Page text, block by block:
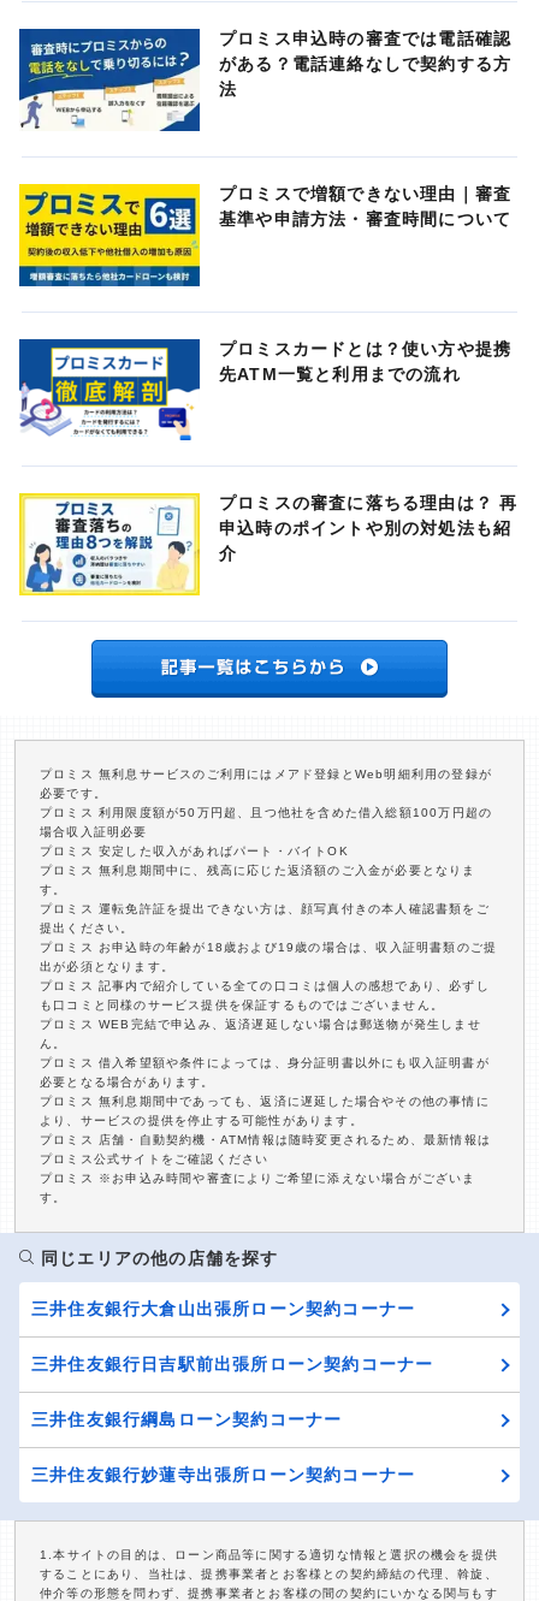
プロミス申込時の審査では電話確認
がある？電話連絡なしで契約する方
法
プロミスで増額できない理由｜審査
基準や申請方法・審査時間について
プロミスカードとは？使い方や提携
先ATM一覧と利用までの流れ
プロミスの審査に落ちる理由は？ 再
申込時のポイントや別の対処法も紹
介
プロミス 無利息サービスのご利用にはメアド登録とWeb明細利用の登録が
必要です。
プロミス 利用限度額が50万円超、且つ他社を含めた借入総額100万円超の
場合収入証明必要
プロミス 安定した収入があればパート・バイトOK
プロミス 無利息期間中に、残高に応じた返済額のご入金が必要となりま
す。
プロミス 運転免許証を提出できない方は、顔写真付きの本人確認書類をご
提出ください。
プロミス お申込時の年齢が18歳および19歳の場合は、収入証明書類のご提
出が必須となります。
プロミス 記事内で紹介している全ての口コミは個人の感想であり、必ずし
も口コミと同様のサービス提供を保証するものではございません。
プロミス WEB完結で申込み、返済遅延しない場合は郵送物が発生しませ
ん。
プロミス 借入希望額や条件によっては、身分証明書以外にも収入証明書が
必要となる場合があります。
プロミス 無利息期間中であっても、返済に遅延した場合やその他の事情に
より、サービスの提供を停止する可能性があります。
プロミス 店舗・自動契約機・ATM情報は随時変更されるため、最新情報は
プロミス公式サイトをご確認ください
プロミス ※お申込み時間や審査によりご希望に添えない場合がございま
す。
同じエリアの他の店舗を探す
三井住友銀行大倉山出張所ローン契約コーナー
三井住友銀行日吉駅前出張所ローン契約コーナー
三井住友銀行綱島ローン契約コーナー
三井住友銀行妙蓮寺出張所ローン契約コーナー
1.本サイトの目的は、ローン商品等に関する適切な情報と選択の機会を提供
することにあり、当社は、提携事業者とお客様との契約締結の代理、斡旋、
仲介等の形態を問わず、提携事業者とお客様の間の契約にいかなる関与もす